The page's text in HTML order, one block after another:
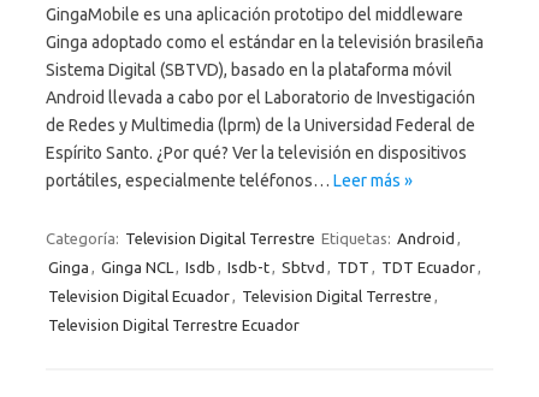
GingaMobile es una aplicación prototipo del middleware
Ginga adoptado como el estándar en la televisión brasileña
Sistema Digital (SBTVD), basado en la plataforma móvil
Android llevada a cabo por el Laboratorio de Investigación
de Redes y Multimedia (lprm) de la Universidad Federal de
Espírito Santo. ¿Por qué? Ver la televisión en dispositivos
portátiles, especialmente teléfonos… Leer más »
Categoría: Television Digital Terrestre Etiquetas: Android ,
Ginga , Ginga NCL , Isdb , Isdb-t, Sbtvd , TDT , TDT Ecuador,
Television Digital Ecuador, Television Digital Terrestre ,
Television Digital Terrestre Ecuador